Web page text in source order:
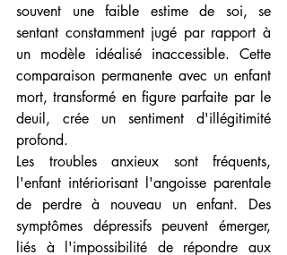
souvent une faible estime de soi, se
sentant constamment jugé par rapport à
un modèle idéalisé inaccessible. Cette
comparaison permanente avec un enfant
mort, transformé en figure parfaite par le
deuil, crée un sentiment d'illégitimité
profond.
Les troubles anxieux sont fréquents,
l'enfant intériorisant l'angoisse parentale
de perdre à nouveau un enfant. Des
symptômes dépressifs peuvent émerger,
liés à l'impossibilité de répondre aux